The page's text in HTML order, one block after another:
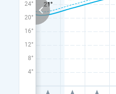
24°
20°
16°
12°
8°
4°